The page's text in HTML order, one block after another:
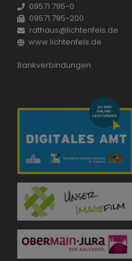
09571 795-0
09571 795-200
rathaus@lichtenfels.de
www.lichtenfels.de
Bankverbindungen